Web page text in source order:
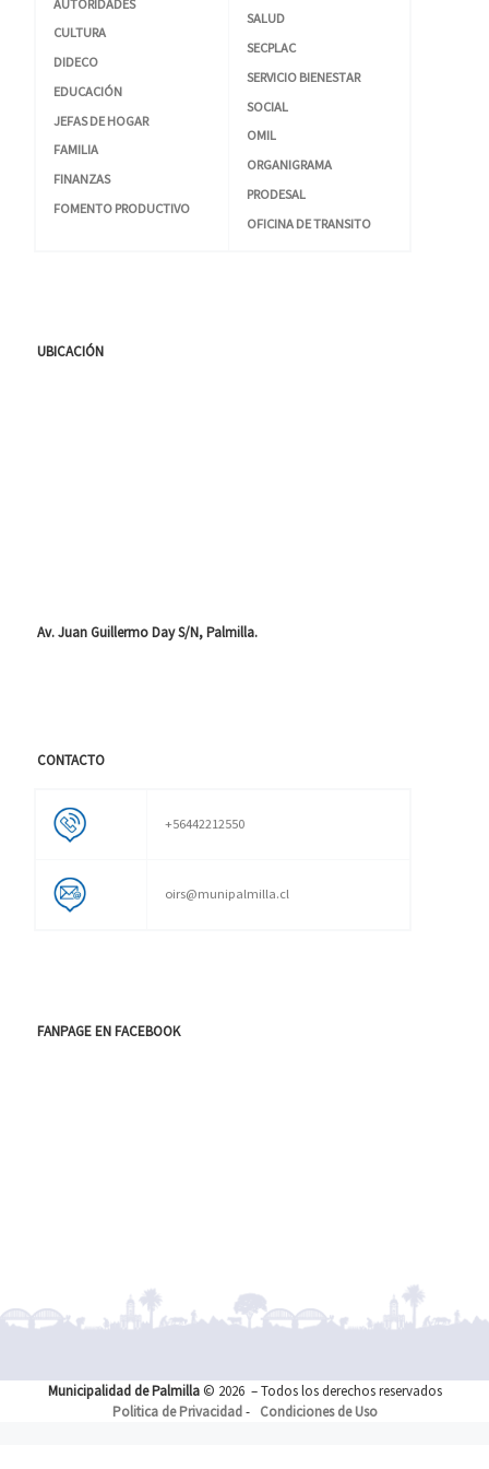
AUTORIDADES
CULTURA
DIDECO
EDUCACIÓN
JEFAS DE HOGAR
FAMILIA
FINANZAS
FOMENTO PRODUCTIVO
SALUD
SECPLAC
SERVICIO BIENESTAR
SOCIAL
OMIL
ORGANIGRAMA
PRODESAL
OFICINA DE TRANSITO
UBICACIÓN
Av. Juan Guillermo Day S/N, Palmilla.
CONTACTO
+56442212550
oirs@munipalmilla.cl
FANPAGE EN FACEBOOK
Municipalidad de Palmilla© 2026 – Todos los derechos reservados
Politica de Privacidad- Condiciones de Uso